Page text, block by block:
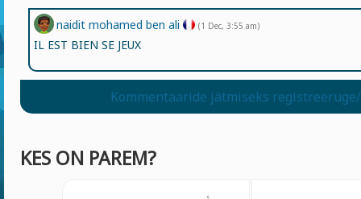
naidit mohamed ben ali (1 Dec, 3:55 am)
IL EST BIEN SE JEUX
Kommentaaride jätmiseks
KES ON PAREM?